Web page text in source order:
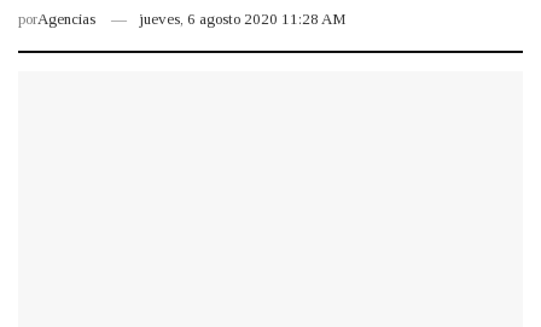
porAgencias jueves, 6 agosto 2020 11:28 AM